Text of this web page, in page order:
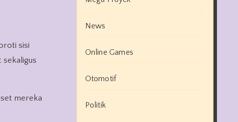
sisi
sekaligus
mereka
News
Online Games
Otomotif
Politik